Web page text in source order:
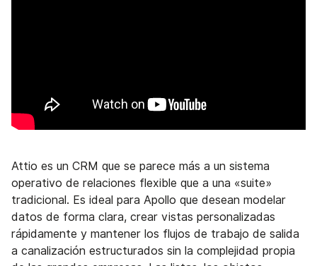
Attio es un CRM que se parece más a un sistema
operativo de relaciones flexible que a una «suite»
tradicional. Es ideal para Apollo que desean modelar
datos de forma clara, crear vistas personalizadas
rápidamente y mantener los flujos de trabajo de salida
a canalización estructurados sin la complejidad propia